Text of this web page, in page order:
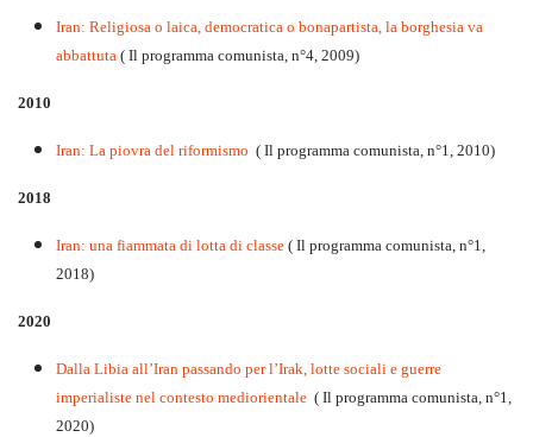
Iran: Religiosa o laica, democratica o bonapartista, la borghesia va
abbattuta ( Il programma comunista, n°4, 2009)
2010
Iran: La piovra del riformismo ( Il programma comunista, n°1, 2010)
2018
Iran: una fiammata di lotta di classe ( Il programma comunista, n°1,
2018)
2020
Dalla Libia all’Iran passando per l’Irak, lotte sociali e guerre
imperialiste nel contesto mediorientale ( Il programma comunista, n°1,
2020)